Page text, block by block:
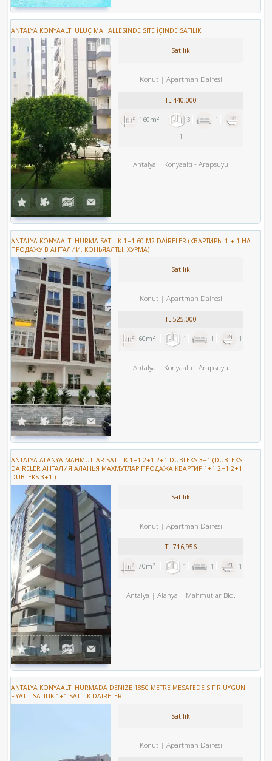
ANTALYA KONYAALTI ULUÇ MAHALLESINDE SITE İÇINDE SATILIK
Satılık
Konut Apartman Dairesi
TL440,000
160m² 3 1
1
Antalya Konyaaltı -Arapsuyu
ANTALYA KONYAALTI HURMA SATILIK 1+1 60 M2 DAİRELER (КВАРТИРЫ 1 + 1 НА
ПРОДАЖУ В АНТАЛИИ, КОНЬЯАЛТЫ, ХУРМА)
Satılık
Konut Apartman Dairesi
TL525,000
60m² 1 1 1
Antalya Konyaaltı -Arapsuyu
ANTALYA ALANYA MAHMUTLAR SATILIK 1+1 2+1 2+1 DUBLEKS 3+1 (DUBLEKS
DAİRELER АНТАЛИЯ АЛАНЬЯ МАХМУТЛАР ПРОДАЖА КВАРТИР 1+1 2+1 2+1
DUBLEKS 3+1 )
Satılık
Konut Apartman Dairesi
TL716,956
70m² 1 1 1
Antalya Alanya Mahmutlar Bld.
ANTALYA KONYAALTI HURMADA DENIZE 1850 METRE MESAFEDE SIFIR UYGUN
FIYATLI SATILIK 1+1 SATILIK DAIRELER
Satılık
Konut Apartman Dairesi